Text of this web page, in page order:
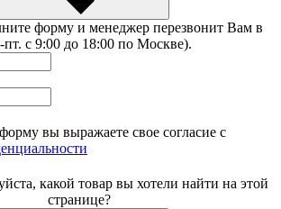
форму и менеджер перезвонит Вам в
пт. с 9:00 до 18:00 по Москве).
вы выражаете свое согласие с
какой товар вы хотели найти на этой
странице?